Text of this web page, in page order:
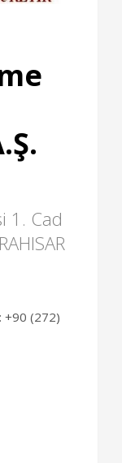
1. Cad
+90 (272)